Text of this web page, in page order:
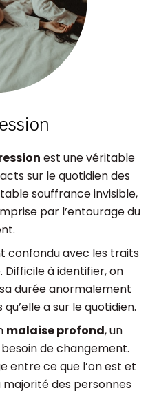
est une véritable
sur le quotidien des
souffrance invisible,
par l’entourage du
confondu avec les traits
à identifier, on
durée anormalement
a sur le quotidien.
malaise profond, un
de changement.
entre ce que l’on est et
majorité des personnes